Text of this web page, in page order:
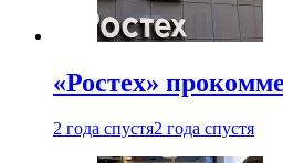
«Ростех»
2 года спустя2 года спустя